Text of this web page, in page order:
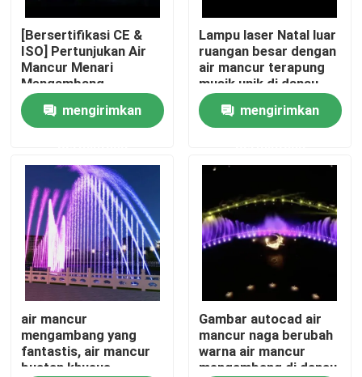
Wisata pabrik
Kontrol kualitas
Hubungi kami
Quote request suatu
air mancur mengambang
Air Mancur Danau
air mancur musikal
[Bersertifikasi CE &
ISO] Pertunjukan Air
Mancur Menari
Mengambang
mengirimkan
Lampu laser Natal luar
ruangan besar dengan
air mancur terapung
musik unik di danau
mengirimkan
air mancur
mengambang yang
fantastis, air mancur
buatan khusus
Gambar autocad air
mancur naga berubah
warna air mancur
mengambang di danau